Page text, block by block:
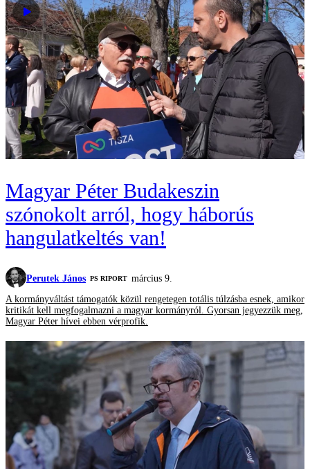
Magyar Péter Budakeszin
szónokolt arról, hogy háborús
hangulatkeltés van!
Perutek János ‎PS RIPORT március 9.
A kormányváltást támogatók közül rengetegen totális túlzásba esnek, amikor
kritikát kell megfogalmazni a magyar kormányról. Gyorsan jegyezzük meg,
Magyar Péter hívei ebben vérprofik.